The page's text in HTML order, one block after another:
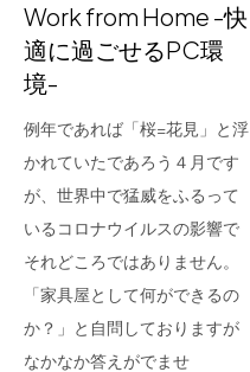
Work from Home -快
適に過ごせるPC環
境-
例年であれば「桜=花見」と浮
かれていたであろう４月です
が、世界中で猛威をふるって
いるコロナウイルスの影響で
それどころではありません。
「家具屋として何ができるの
か？」と自問しておりますが
なかなか答えがでませ